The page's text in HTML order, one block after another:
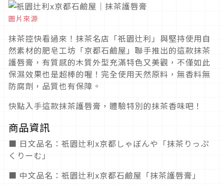
圖片來源
抹茶控快看過來！抹茶名店「祇園辻利」與堅持使用自
然素材的肥皂工坊「京都石鹼屋」聯手推出的這款抹茶
護唇膏，有質感的木質外型充滿特色又美觀，不僅如此
保濕效果也是超棒的喔！完全使用天然原料，無香料無
防腐劑，品質也有保障。
快點入手這款抹茶護唇膏，體驗特別的抹茶香味吧！
商品資訊
■ 日文品名：祇園辻利x京都しゃぼんや「抹茶りっぷ
くりーむ」
■ 中文品名：祇園辻利x京都石鹼屋「抹茶護唇膏」